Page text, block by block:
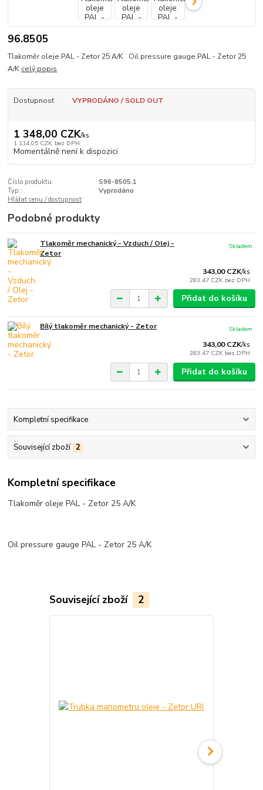
96.8505
Tlakoměr oleje PAL - Zetor 25 A/K Oil pressure gauge PAL - Zetor 25
A/K celý popis
Dostupnost VYPRODÁNO / SOLD OUT
1 348,00 CZK/ks
1 114,05 CZK bez DPH
Momentálně není k dispozici
Číslo produktu:
S96-8505.1
Typ::
Vyprodáno
Hlídat cenu / dostupnost
Podobné produkty
Tlakoměr mechanický - Vzduch / Olej -
Zetor
343,00 CZK/ks
283,47 CZK bez DPH
Skladem
Přidat do košíku
Bílý tlakoměr mechanický - Zetor
343,00 CZK/ks
283,47 CZK bez DPH
Skladem
Přidat do košíku
Kompletní specifikace
Související zboží 2
Kompletní specifikace
Tlakoměr oleje PAL - Zetor 25 A/K
Oil pressure gauge PAL - Zetor 25 A/K
Související zboží 2